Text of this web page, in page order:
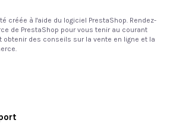
créée à l'aide du logiciel PrestaShop. Rendez-
de PrestaShop pour vous tenir au courant
des conseils sur la vente en ligne et la